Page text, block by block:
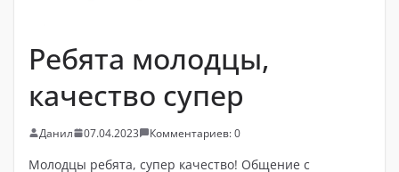
Ребята молодцы,
качество супер
Данил 07.04.2023 Комментариев: 0
Молодцы ребята, супер качество! Общение с